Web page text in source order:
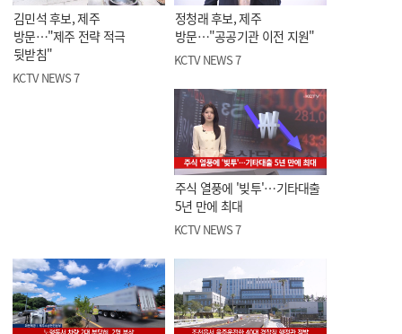
김민석 후보, 제주
방문…"제주 전략 적극
뒷받침"
KCTV NEWS 7
정청래 후보, 제주
방문…"공공기관 이전 지원"
KCTV NEWS 7
주식 열풍에 '빚투'…기타대출
5년 만에 최대
KCTV NEWS 7